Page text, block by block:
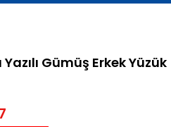
Gümüş Erkek Yüzük